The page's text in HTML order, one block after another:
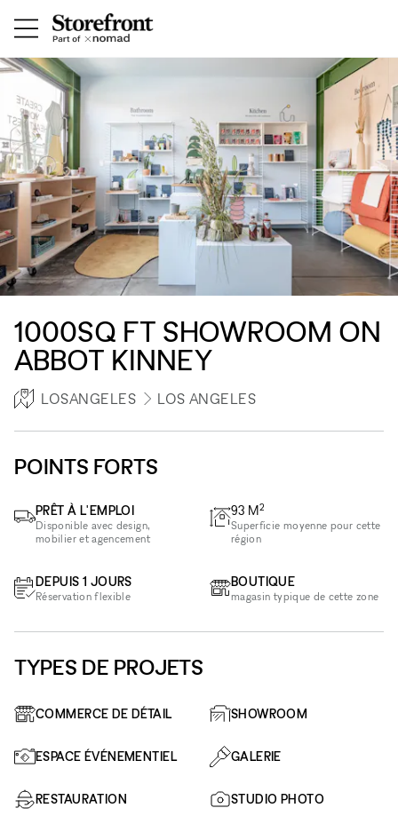
1000SQ FT SHOWROOM ON
ABBOT KINNEY
LOSANGELES LOS ANGELES
POINTS FORTS
PRÊT À L'EMPLOI
Disponible avec design,
mobilier et agencement
DEPUIS 1 JOURS
Réservation flexible
93 M2
Superficie moyenne pour cette
région
BOUTIQUE
magasin typique de cette zone
TYPES DE PROJETS
COMMERCE DE DÉTAIL SHOWROOM
ESPACE ÉVÉNEMENTIEL GALERIE
RESTAURATION STUDIO PHOTO